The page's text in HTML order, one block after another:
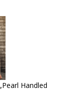
Handled